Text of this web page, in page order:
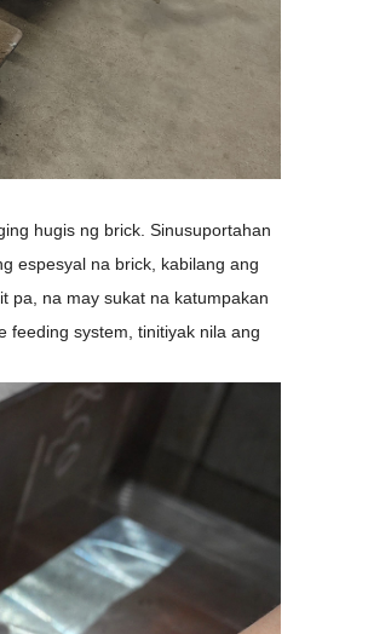
hugis ng brick. Sinusuportahan
espesyal na brick, kabilang ang
pa, na may sukat na katumpakan
feeding system, tinitiyak nila ang